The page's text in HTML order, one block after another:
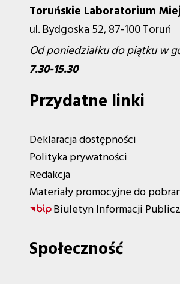
Toruńskie Laboratorium
ul. Bydgoska 52, 87-100 Toruń
Od poniedziałku do piątku w
7.30-15.30
Przydatne linki
Deklaracja dostępności
Polityka prywatności
Redakcja
Materiały promocyjne do
Biuletyn Informacji
Społeczność